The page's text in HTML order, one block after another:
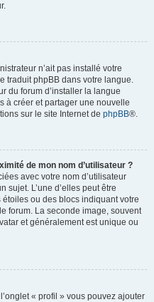
n’ait pas installé votre
traduit phpBB dans votre langue.
du forum d’installer la langue
à créer et partager une nouvelle
sur le site Internet de phpBB®.
de mon nom d’utilisateur ?
avec votre nom d’utilisateur
sujet. L’une d’elles peut être
ou des blocs indiquant votre
forum. La seconde image, souvent
et généralement est unique ou
« profil » vous pouvez ajouter